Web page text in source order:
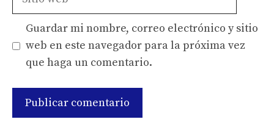
Guardar mi nombre, correo electrónico y sitio
web en este navegador para la próxima vez
que haga un comentario.